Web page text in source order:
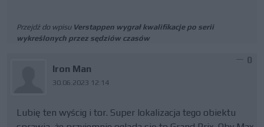
Przejdź do wpisu Verstappen wygrał kwalifikacje po serii
wykreślonych przez sędziów czasów
Iron Man
30.06.2023 12:14
0
Lubię ten wyścig i tor. Super lokalizacja tego obiektu